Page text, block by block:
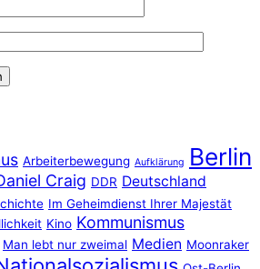
Arbeiterbewegung Aufklärung Berlin
Craig DDR Deutschland
Im Geheimdienst Ihrer Majestät
Kino Kommunismus
Man lebt nur zweimal Medien Moonraker